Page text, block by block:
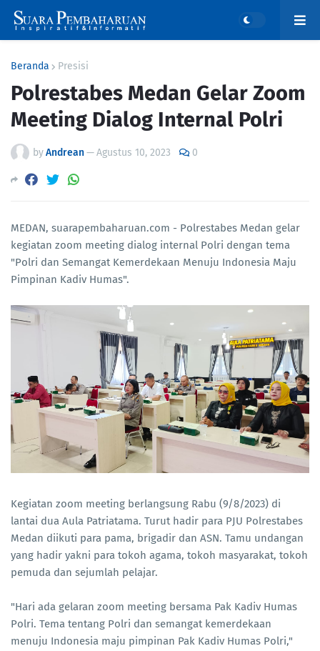
Beranda Presisi
Polrestabes Medan Gelar Zoom
Meeting Dialog Internal Polri
byAndrean—Agustus 10, 2023 0
MEDAN, suarapembaharuan.com - Polrestabes Medan gelar
kegiatan zoom meeting dialog internal Polri dengan tema
"Polri dan Semangat Kemerdekaan Menuju Indonesia Maju
Pimpinan Kadiv Humas".
Kegiatan zoom meeting berlangsung Rabu (9/8/2023) di
lantai dua Aula Patriatama. Turut hadir para PJU Polrestabes
Medan diikuti para pama, brigadir dan ASN. Tamu undangan
yang hadir yakni para tokoh agama, tokoh masyarakat, tokoh
pemuda dan sejumlah pelajar.
"Hari ada gelaran zoom meeting bersama Pak Kadiv Humas
Polri. Tema tentang Polri dan semangat kemerdekaan
menuju Indonesia maju pimpinan Pak Kadiv Humas Polri,"